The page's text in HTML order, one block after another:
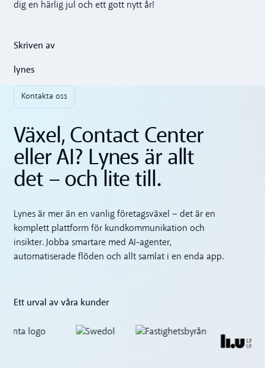
dig en härlig jul och ett gott nytt år!
Skriven av
lynes
Kontakta oss
Växel, Contact Center
eller AI? Lynes är allt
det – och lite till.
Lynes är mer än en vanlig företagsväxel – det är en
komplett plattform för kundkommunikation och
insikter. Jobba smartare med AI-agenter,
automatiserade flöden och allt samlat i en enda app.
Ett urval av våra kunder